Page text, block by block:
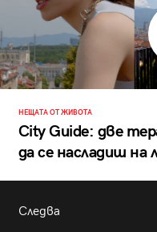
НЕЩАТА ОТ ЖИВОТА
City Guide: две
да се насладиш
Следва